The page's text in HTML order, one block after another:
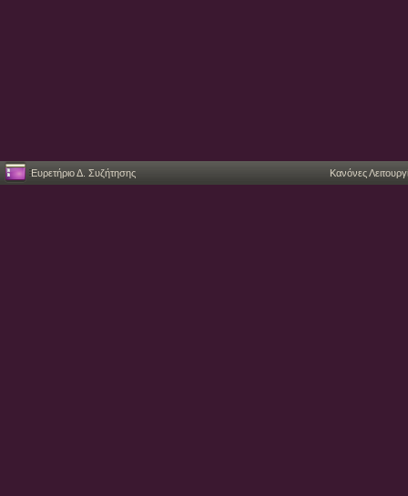
Ευρετήριο Δ. Συζήτησης Κανόνες